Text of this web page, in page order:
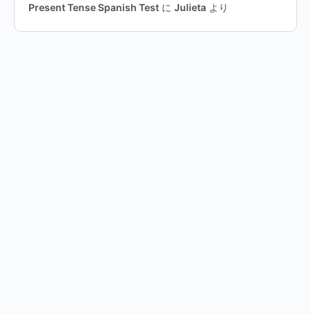
Present Tense Spanish Test に Julieta より